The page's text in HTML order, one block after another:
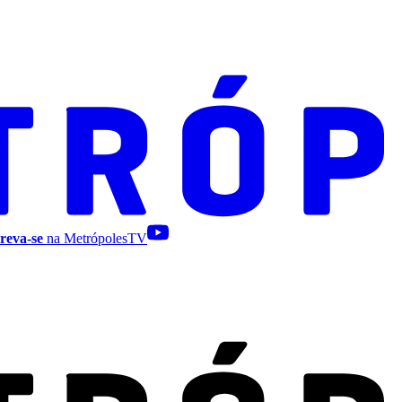
se na MetrópolesTV